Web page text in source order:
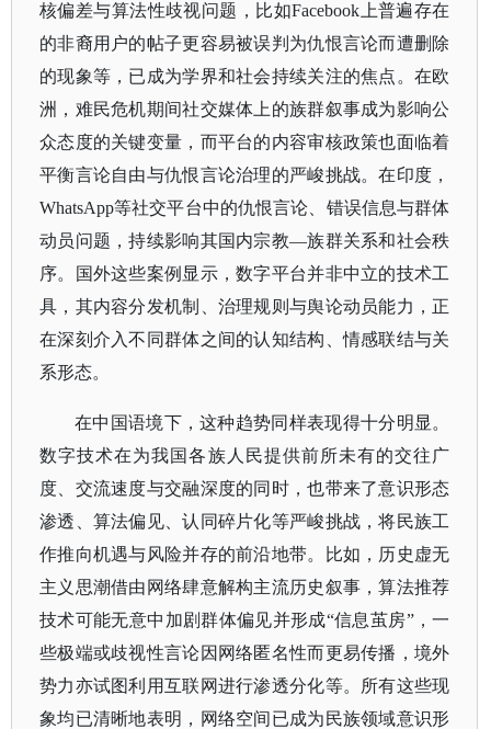
核偏差与算法性歧视问题，比如Facebook上普遍存在
的非裔用户的帖子更容易被误判为仇恨言论而遭删除
的现象等，已成为学界和社会持续关注的焦点。在欧
洲，难民危机期间社交媒体上的族群叙事成为影响公
众态度的关键变量，而平台的内容审核政策也面临着
平衡言论自由与仇恨言论治理的严峻挑战。在印度，
WhatsApp等社交平台中的仇恨言论、错误信息与群体
动员问题，持续影响其国内宗教—族群关系和社会秩
序。国外这些案例显示，数字平台并非中立的技术工
具，其内容分发机制、治理规则与舆论动员能力，正
在深刻介入不同群体之间的认知结构、情感联结与关
系形态。
在中国语境下，这种趋势同样表现得十分明显。
数字技术在为我国各族人民提供前所未有的交往广
度、交流速度与交融深度的同时，也带来了意识形态
渗透、算法偏见、认同碎片化等严峻挑战，将民族工
作推向机遇与风险并存的前沿地带。比如，历史虚无
主义思潮借由网络肆意解构主流历史叙事，算法推荐
技术可能无意中加剧群体偏见并形成“信息茧房”，一
些极端或歧视性言论因网络匿名性而更易传播，境外
势力亦试图利用互联网进行渗透分化等。所有这些现
象均已清晰地表明，网络空间已成为民族领域意识形